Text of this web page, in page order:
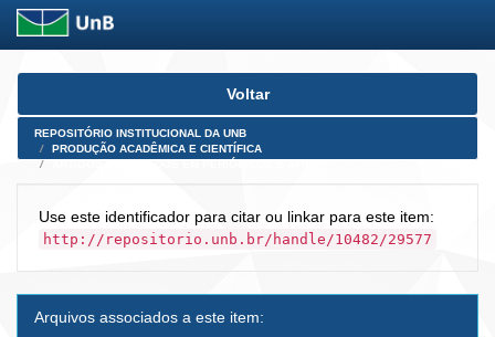
Skip
Voltar
REPOSITÓRIO INSTITUCIONAL DA UNB
PRODUÇÃO ACADÊMICA E CIENTÍFICA
Use este identificador para citar ou linkar para este item:
http://repositorio.unb.br/handle/10482/29577
Arquivos associados a este item: